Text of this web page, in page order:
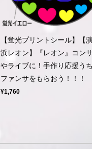
【蛍光プリントシール】【
浜レオン】『レオン』コン
やライブに！手作り応援う
ファンサをもらおう！！！
¥1,760